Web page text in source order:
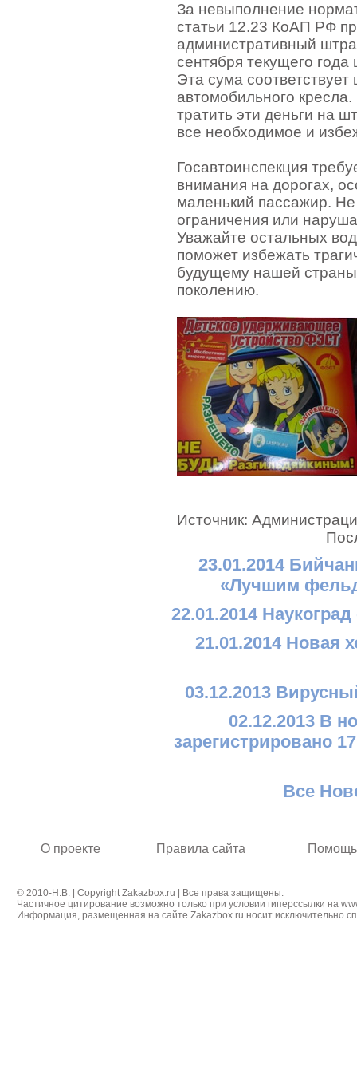
За невыполнение
статьи 12.23 КоАП РФ
административный
сентября текущего
Эта сума соответствует
автомобильного
тратить эти деньги на
все необходимое и
Госавтоинспекция
внимания на дорогах,
маленький пассажир.
ограничения или
Уважайте остальных
поможет избежать
будущему нашей
поколению.
Источник:
23.01.2014
«Лучшим
22.01.2014
21.01.2014 Новая
03.12.2013
02.12.2013 В
зарегистрировано
Все
О проекте Правила сайта Помощь
© 2010-Н.В. | Copyright Zakazbox.ru | Все права защищены.
Частичное цитирование возможно только при условии гиперссылки на
Информация, размещенная на сайте Zakazbox.ru носит исключительно